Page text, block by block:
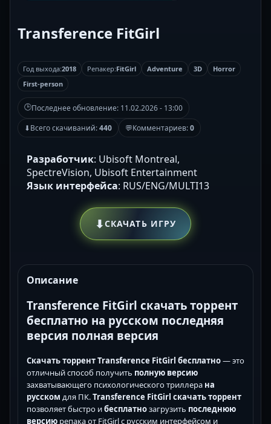
Transference FitGirl
Год выхода:2018 Репакер:FitGirl Adventure 3D
Horror
First-person
🕒Последнее обновление: 11.02.2026 - 13:00
⬇Всего скачиваний:440 💬Комментариев:0
Разработчик: Ubisoft Montreal,
SpectreVision, Ubisoft Entertainment
Язык интерфейса: RUS/ENG/MULTI13
⬇СКАЧАТЬ ИГРУ
Описание
Transference FitGirl скачать торрент
бесплатно на русском последняя
версия полная версия
Скачать торрент Transference FitGirl бесплатно— это
отличный способ получить полную версию
захватывающего психологического триллера на
русском для ПК.Transference FitGirl скачать торрент
позволяет быстро ибесплатнозагрузить последнюю
версию репака от FitGirl с русским интерфейсом и